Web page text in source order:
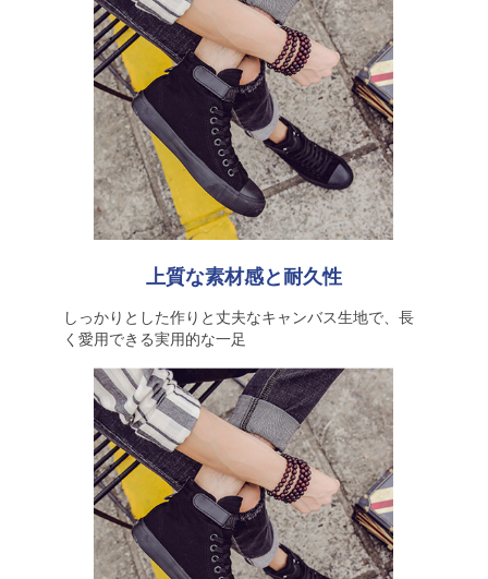
上質な素材感と耐久性
しっかりとした作りと丈夫なキャンバス生地で、長
く愛用できる実用的な一足